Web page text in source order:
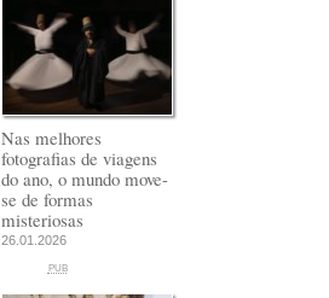
Nas melhores
fotografias de viagens
do ano, o mundo move-
se de formas
misteriosas
26.01.2026
PUB